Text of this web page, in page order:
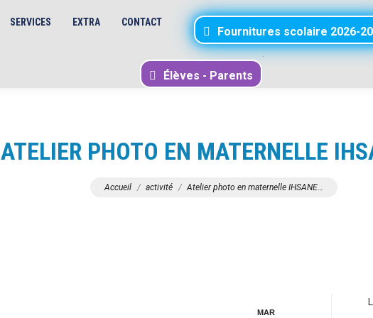
SERVICES EXTRA CONTACT
Fournitures scolaire 2026-
Élèves - Parents
.
ATELIER PHOTO EN MATERNELLE
Accueil activité Atelier photo en maternelle IHSANE…
MAR